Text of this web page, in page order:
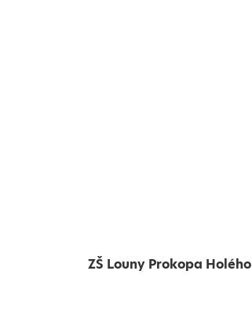
ZŠ Louny Prokopa Holého